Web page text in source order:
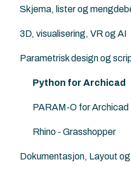
Revit
Solibri
IFC Viewers/Verktøy
DXF/DWG File (.dxf,
Punktsky
FBX (.fbx)
Archicad filtyper (.pln,
KOF
Archicad
ArchiFrame
Skjema, lister og
Archicad
Solibri
3D, visualisering, VR og AI
Archicad
Twinmotion
AI Visualizer
Parametrisk design og
Python for Archicad
PARAM-O for Archicad
Rhino - Grasshopper
Dokumentasjon, Layout